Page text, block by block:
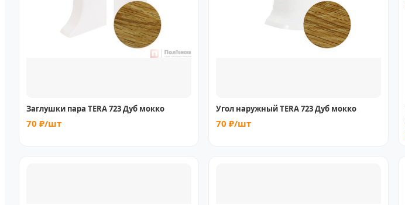
Заглушки пара TERA 723 Дуб мокко
70 ₽/шт
Угол наружный TERA 723 Дуб мокко
70 ₽/шт